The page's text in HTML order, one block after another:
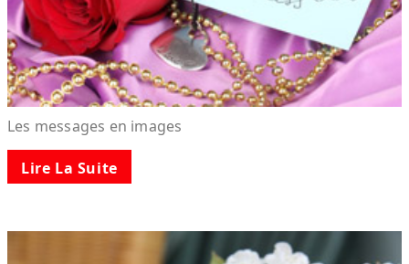
Les messages en images
Lire La Suite